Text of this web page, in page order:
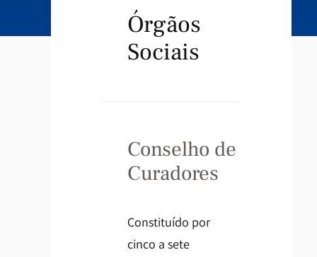
Órgãos
Sociais
Conselho de
Curadores
Constituído por
cinco a sete